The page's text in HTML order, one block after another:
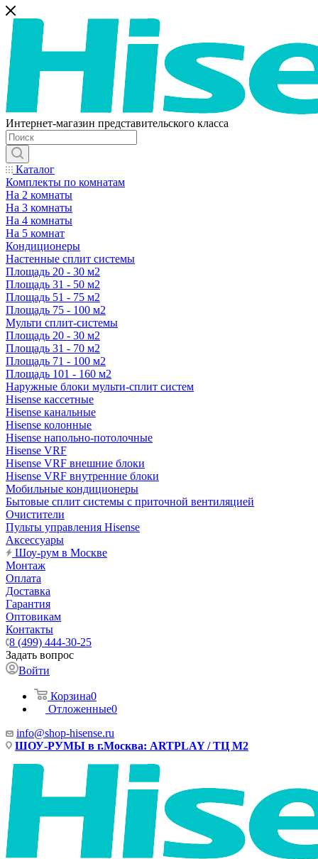
Интернет-магазин представительского класса
Каталог
Комплекты по комнатам
На 2 комнаты
На 3 комнаты
На 4 комнаты
На 5 комнат
Кондиционеры
Настенные сплит системы
Площадь 20 - 30 м2
Площадь 31 - 50 м2
Площадь 51 - 75 м2
Площадь 75 - 100 м2
Мульти сплит-системы
Площадь 20 - 30 м2
Площадь 31 - 70 м2
Площадь 71 - 100 м2
Площадь 101 - 160 м2
Наружные блоки мульти-сплит систем
Hisense кассетные
Hisense канальные
Hisense колонные
Hisense напольно-потолочные
Hisense VRF
Hisense VRF внешние блоки
Hisense VRF внутренние блоки
Мобильные кондиционеры
Бытовые сплит системы с приточной вентиляцией
Очистители
Пульты управления Hisense
Аксессуары
Шоу-рум в Москве
Монтаж
Оплата
Доставка
Гарантия
Оптовикам
Контакты
8 (499) 444-30-25
Задать вопрос
Войти
Корзина0
Отложенные0
info@shop-hisense.ru
ШОУ-РУМЫ в г.Москва: ARTPLAY / ТЦ М2